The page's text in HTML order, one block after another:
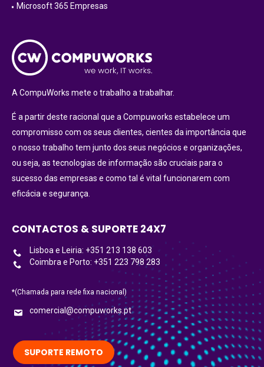
Microsoft 365 Empresas
A CompuWorks mete o trabalho a trabalhar.
É a partir deste racional que a Compuworks estabelece um
compromisso com os seus clientes, cientes da importância que
o nosso trabalho tem junto dos seus negócios e organizações,
ou seja, as tecnologias de informação são cruciais para o
sucesso das empresas e como tal é vital funcionarem com
eficácia e segurança.
CONTACTOS & SUPORTE 24X7
Lisboa e Leiria: +351 213 138 603
Coimbra e Porto: +351 223 798 283
*(Chamada para rede fixa nacional)
comercial@compuworks.pt
SUPORTE REMOTO